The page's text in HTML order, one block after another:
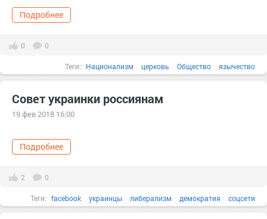
Подробнее
0 0
Теги: Национализм церковь Общество язычество
Совет украинки россиянам
19 фев 2018 16:00
Подробнее
2 0
Теги: facebook украинцы либерализм демократия соцсети